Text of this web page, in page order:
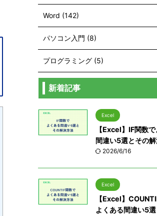
Word (142)
パソコン入門 (8)
プログラミング (5)
新着記事
Excel
【Excel】IF関数
間違い5選とその
2026/6/16
Excel
【Excel】
よくある間違い5